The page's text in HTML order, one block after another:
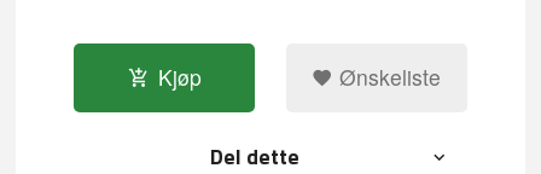
Kjøp Ønskeliste
Del dette